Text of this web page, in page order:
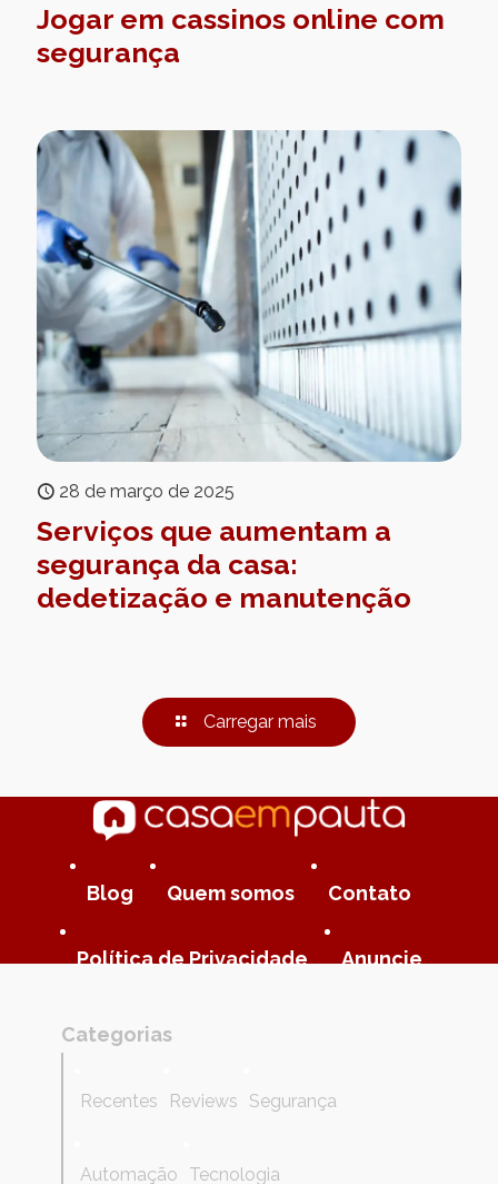
Jogar em cassinos online com
segurança
28 de março de 2025
Serviços que aumentam a
segurança da casa:
dedetização e manutenção
Carregar mais
Blog Quem somos Contato
Política de Privacidade Anuncie
Categorias
Recentes Reviews Segurança
Automação Tecnologia